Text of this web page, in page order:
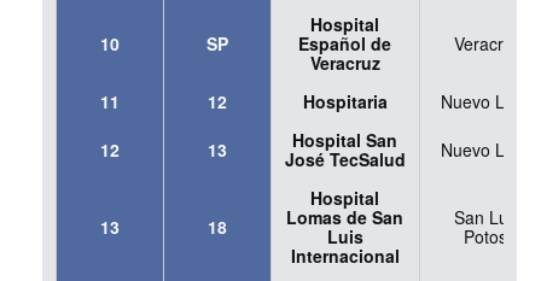
10 SP
Hospital
Español de
Veracruz
Veracruz
11 12 Hospitaria
Nuevo León
12
13
Hospital San
José TecSalud
Nuevo León
13 18
Hospital
Lomas de San
Luis
Internacional
San Luis
Potosí